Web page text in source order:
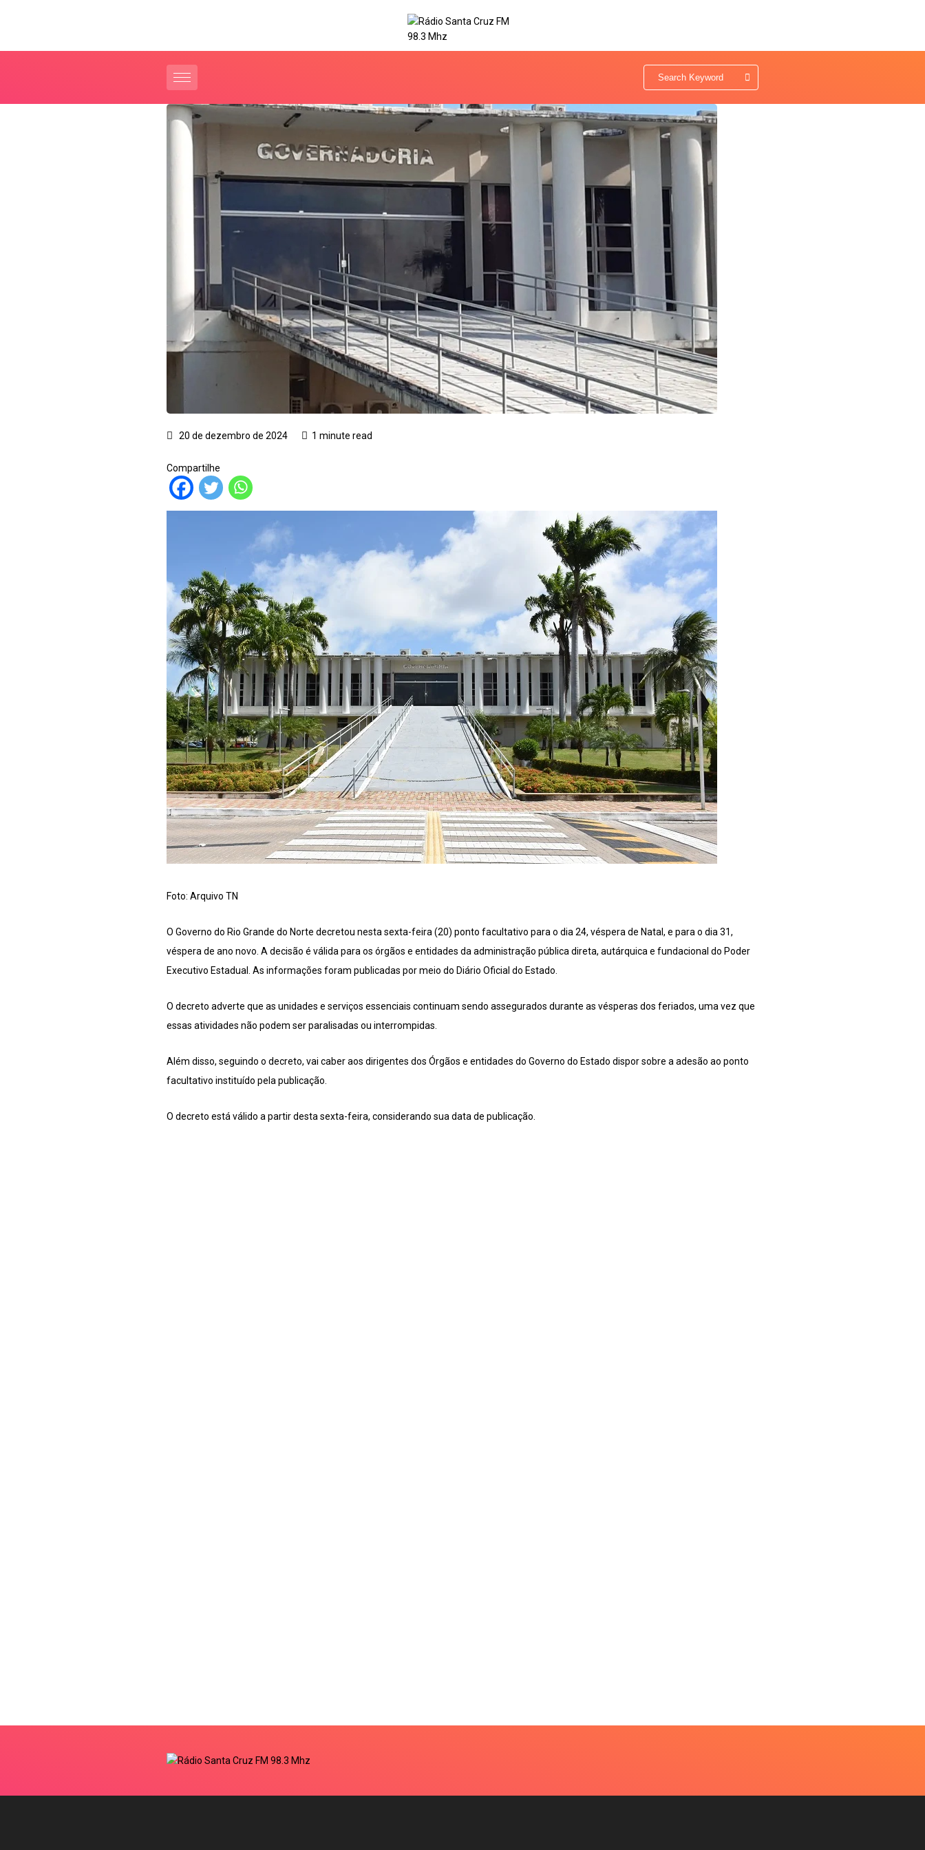
20 de dezembro de 2024 1 minute read
Compartilhe
Foto: Arquivo TN
O Governo do Rio Grande do Norte decretou nesta sexta-feira (20) ponto facultativo para o dia 24, véspera de Natal, e para o dia 31,
véspera de ano novo. A decisão é válida para os órgãos e entidades da administração pública direta, autárquica e fundacional do Poder
Executivo Estadual. As informações foram publicadas por meio do Diário Oficial do Estado.
O decreto adverte que as unidades e serviços essenciais continuam sendo assegurados durante as vésperas dos feriados, uma vez que
essas atividades não podem ser paralisadas ou interrompidas.
Além disso, seguindo o decreto, vai caber aos dirigentes dos Órgãos e entidades do Governo do Estado dispor sobre a adesão ao ponto
facultativo instituído pela publicação.
O decreto está válido a partir desta sexta-feira, considerando sua data de publicação.